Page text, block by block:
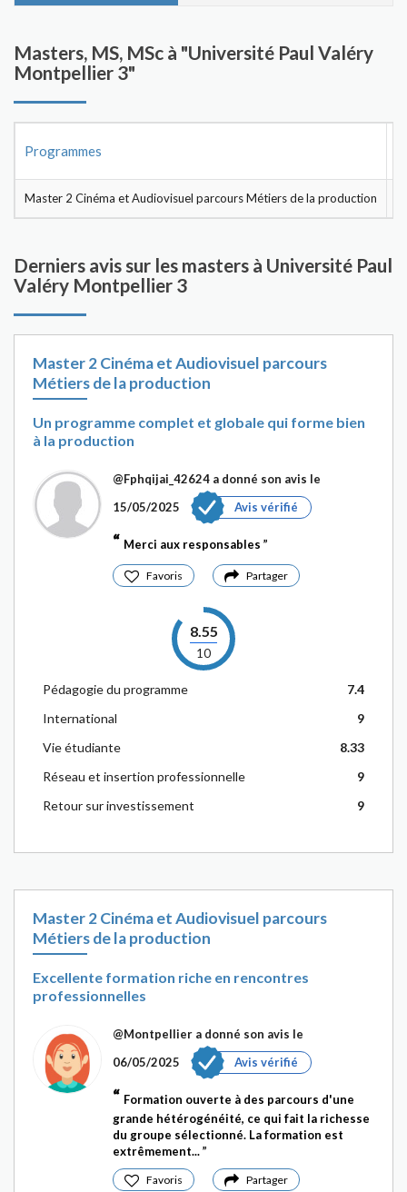
Masters, MS, MSc à "Université Paul Valéry
Montpellier 3"
Programmes
Master 2 Cinéma et Audiovisuel parcours Métiers de la production
Derniers avis sur les masters à Université Paul
Valéry Montpellier 3
Master 2 Cinéma et Audiovisuel parcours
Métiers de la production
Un programme complet et globale qui forme bien
à la production
@Fphqijai_42624 a donné son avis le
15/05/2025
Avis vérifié
Merci aux responsables
Favoris Partager
8.55
10
Pédagogie du programme
7.4
International
9
Vie étudiante
8.33
Réseau et insertion professionnelle
9
Retour sur investissement
9
Master 2 Cinéma et Audiovisuel parcours
Métiers de la production
Excellente formation riche en rencontres
professionnelles
@Montpellier a donné son avis le
06/05/2025
Avis vérifié
Formation ouverte à des parcours d'une
grande hétérogénéité, ce qui fait la richesse
du groupe sélectionné. La formation est
extrêmement...
Favoris Partager